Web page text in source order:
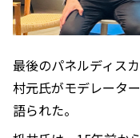
最後のパネルディス
村元氏がモデレータ
語られた。